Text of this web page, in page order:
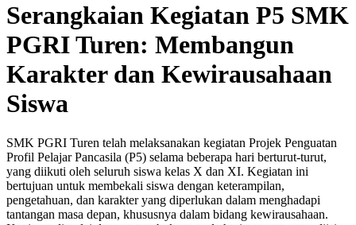
Serangkaian Kegiatan P5 SMK
PGRI Turen: Membangun
Karakter dan Kewirausahaan
Siswa
SMK PGRI Turen telah melaksanakan kegiatan Projek Penguatan
Profil Pelajar Pancasila (P5) selama beberapa hari berturut-turut,
yang diikuti oleh seluruh siswa kelas X dan XI. Kegiatan ini
bertujuan untuk membekali siswa dengan keterampilan,
pengetahuan, dan karakter yang diperlukan dalam menghadapi
tantangan masa depan, khususnya dalam bidang kewirausahaan.